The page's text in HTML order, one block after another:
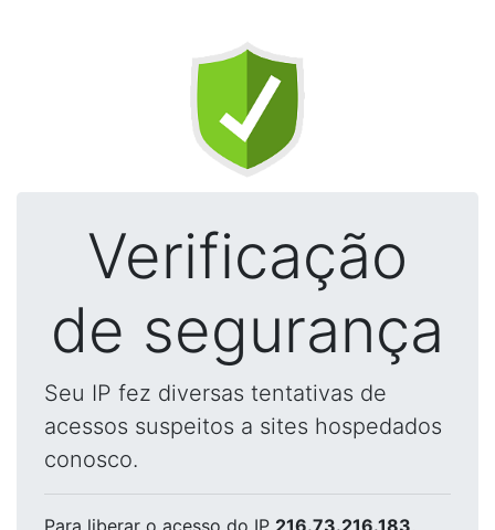
Verificação
de segurança
Seu IP fez diversas tentativas de
acessos suspeitos a sites hospedados
conosco.
Para liberar o acesso do IP 216.73.216.183,